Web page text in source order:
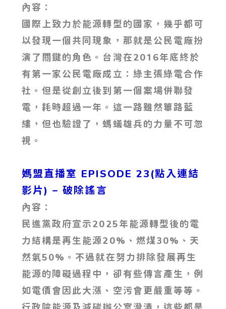
內容：
國際上致力於能源轉型的國家，幾乎都可
以發現一個共同現象，那就是公民電廠扮
演了關鍵的角色。台灣在2016年底終於
有第一家公民電廠成立：綠主張綠電合作
社。但是從創立後到第一個案場併聯發
電，耗時超過一年。這一路雖然篳路藍
縷，但也驗證了，螞蟻雄兵的力量不可忽
視。
媽盟直播室 EPISODE 23(點入連結
影片)– 破除謠言
內容：
民進黨政府宣示2025年能源轉型後的電
力結構是再生能源20%、燃煤30%、天
然氣50%。不過就在努力排除發展再生
能源的障礙過程中，卻有些傳言產生，例
如電價會因此大漲、空污會更嚴重等等。